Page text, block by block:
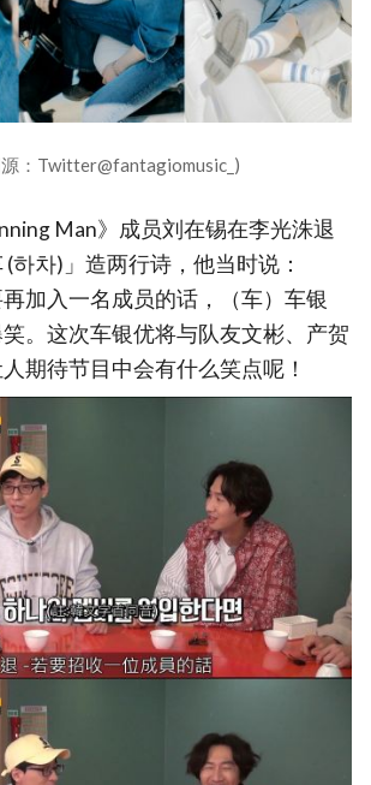
源：Twitter@fantagiomusic_)
Man》成员刘在锡在李光洙退
하차)」造两行诗，他当时说：
再加入一名成员的话，（车）车银
。这次车银优将与队友文彬、产贺
期待节目中会有什么笑点呢！